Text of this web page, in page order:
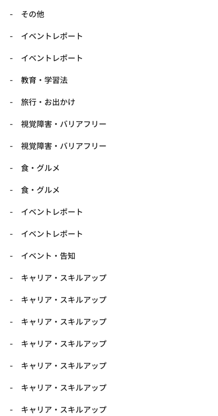
​その他
​イベントレポート
​イベントレポート
​教育・学習法
​旅行・お出かけ
​視覚障害・バリアフリー
​視覚障害・バリアフリー
​食・グルメ
​食・グルメ
イベントレポート
イベントレポート
イベント・告知
キャリア・スキルアップ
キャリア・スキルアップ
キャリア・スキルアップ
キャリア・スキルアップ
キャリア・スキルアップ
キャリア・スキルアップ
キャリア・スキルアップ